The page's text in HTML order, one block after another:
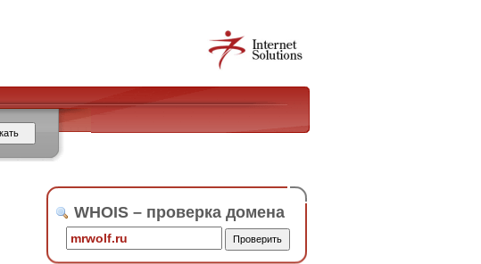
WHOIS – проверка домена